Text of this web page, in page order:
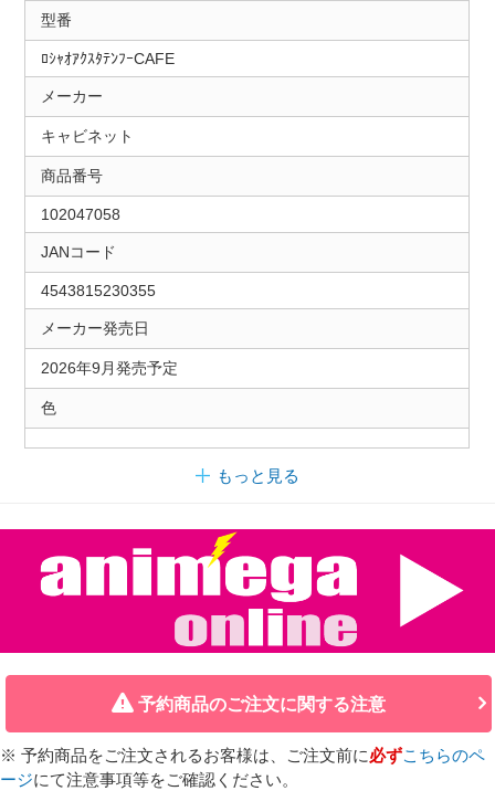
型番
ﾛｼｬｵｱｸｽﾀﾃﾝﾌｰCAFE
メーカー
キャビネット
商品番号
102047058
JANコード
4543815230355
メーカー発売日
2026年9月発売予定
色
もっと見る
予約商品のご注文に関する注意
※ 予約商品をご注文されるお客様は、ご注文前に必ずこちらのペ
ージにて注意事項等をご確認ください。